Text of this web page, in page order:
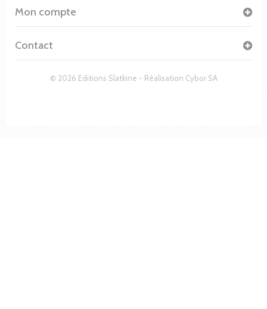
© 2026 Editions Slatkine - Réalisation Cybor SA
Mon compte
Contact